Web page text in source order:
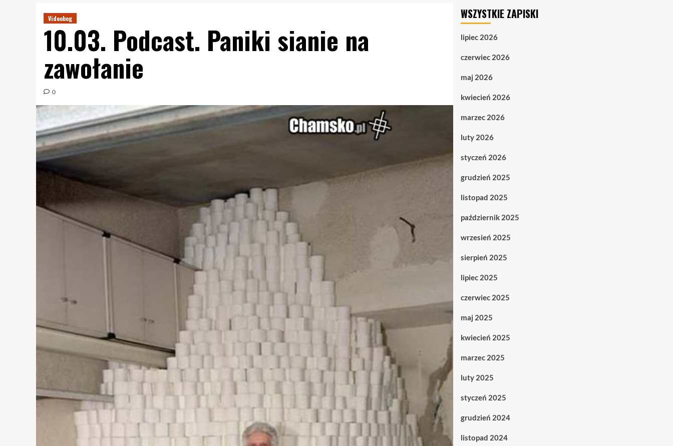
Videobog
10.03. Podcast. Paniki sianie na
zawołanie
0
WSZYSTKIE ZAPISKI
lipiec 2026
czerwiec 2026
maj 2026
kwiecień 2026
marzec 2026
luty 2026
styczeń 2026
grudzień 2025
listopad 2025
październik 2025
wrzesień 2025
sierpień 2025
lipiec 2025
czerwiec 2025
maj 2025
kwiecień 2025
marzec 2025
luty 2025
styczeń 2025
grudzień 2024
listopad 2024